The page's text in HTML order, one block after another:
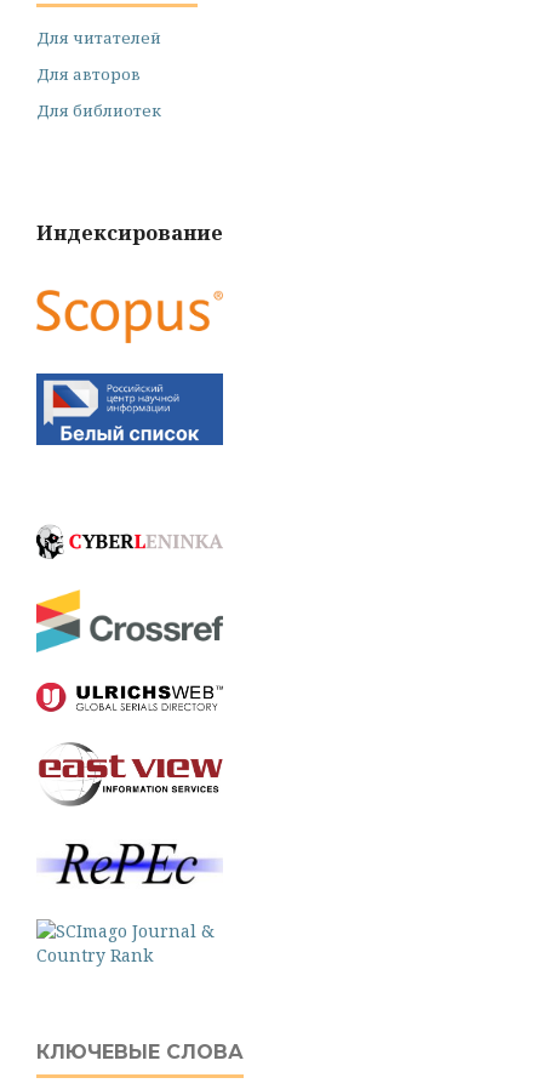
Для читателей
Для авторов
Для библиотек
Индексирование
КЛЮЧЕВЫЕ СЛОВА